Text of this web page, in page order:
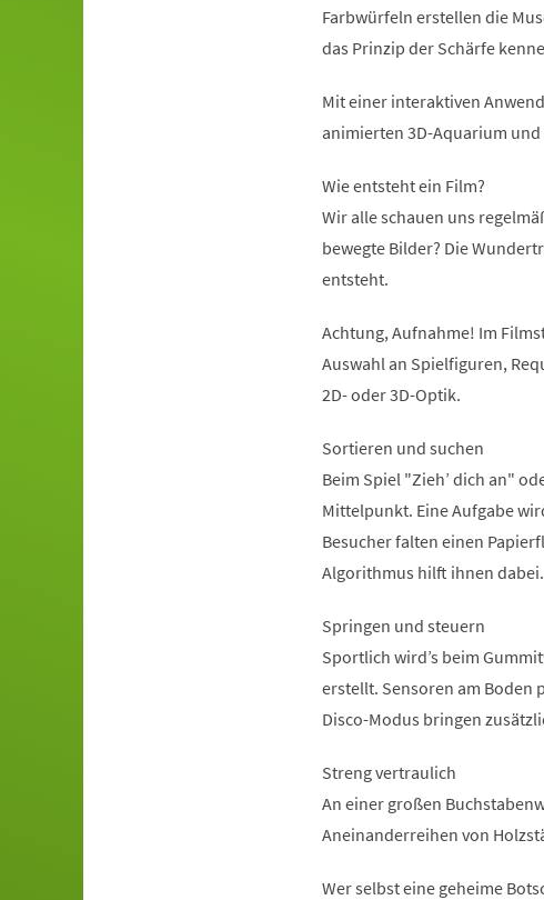
Farbwürfeln erstellen die
das Prinzip der Schärfe
Mit einer interaktiven
animierten 3D-Aquarium
Wie entsteht ein Film?
Wir alle schauen uns
bewegte Bilder? Die
entsteht.
Achtung, Aufnahme! Im
Auswahl an Spielfiguren,
2D- oder 3D-Optik.
Sortieren und suchen
Beim Spiel "Zieh’ dich an"
Mittelpunkt. Eine Aufgabe
Besucher falten einen
Algorithmus hilft ihnen dabei.
Springen und steuern
Sportlich wird’s beim
erstellt. Sensoren am Boden
Disco-Modus bringen
Streng vertraulich
An einer großen
Aneinanderreihen von
Wer selbst eine geheime